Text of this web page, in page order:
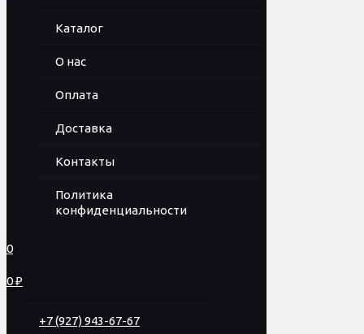
Каталог
О нас
Оплата
Доставка
Контакты
Политика
конфиденциальности
0
0 ₽
+7 (927) 943-67-67